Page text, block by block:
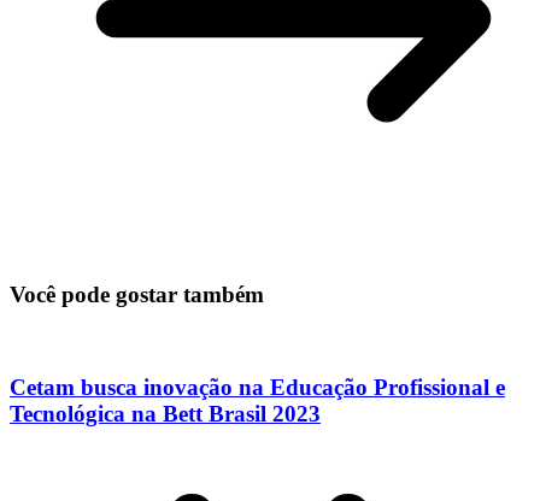
Você pode gostar também
Cetam busca inovação na Educação Profissional e
Tecnológica na Bett Brasil 2023